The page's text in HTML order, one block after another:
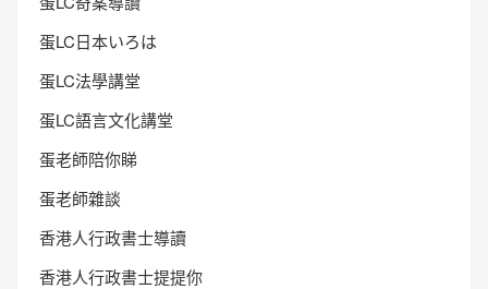
蛋LC日本いろは
蛋LC法學講堂
蛋LC語言文化講堂
蛋老師陪你睇
蛋老師雜談
香港人行政書士導讀
香港人行政書士提提你